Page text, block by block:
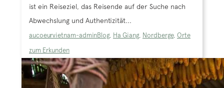
ist ein Reiseziel, das Reisende auf der Suche nach
Abwechslung und Authentizität...
aucoeurvietnam-adminBlog, Ha Giang, Nordberge, Orte
zum Erkunden